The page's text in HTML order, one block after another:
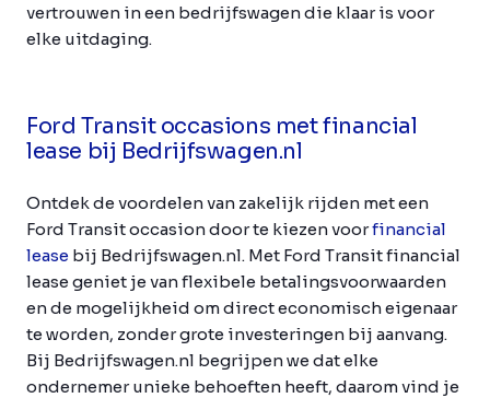
vertrouwen in een bedrijfswagen die klaar is voor
elke uitdaging.
Ford Transit occasions met financial
lease bij Bedrijfswagen.nl
Ontdek de voordelen van zakelijk rijden met een
Ford Transit occasion door te kiezen voorfinancial
lease bij Bedrijfswagen.nl. Met Ford Transit financial
lease geniet je van flexibele betalingsvoorwaarden
en de mogelijkheid om direct economisch eigenaar
te worden, zonder grote investeringen bij aanvang.
Bij Bedrijfswagen.nl begrijpen we dat elke
ondernemer unieke behoeften heeft, daarom vind je